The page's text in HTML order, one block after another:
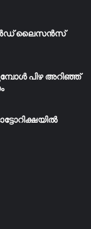
കാർഡ് ലൈസൻസ്
പിഴ അറിഞ്ഞ്